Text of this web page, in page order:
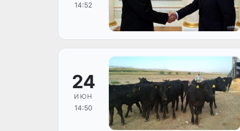
14:52
24
ИЮН
14:50